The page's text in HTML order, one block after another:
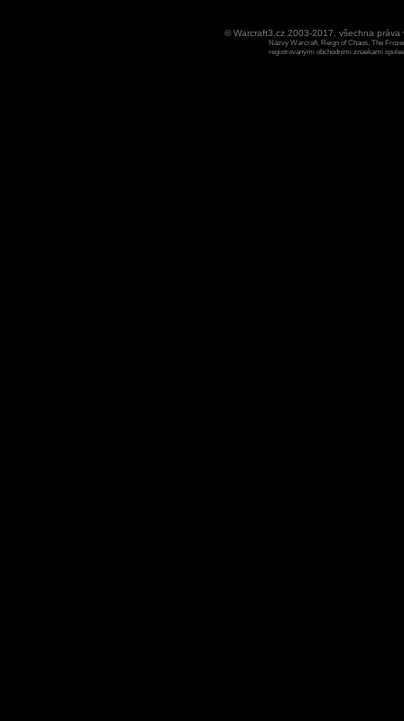
© Warcraft3.cz 2003-2017, všechna
Názvy Warcraft, Reign of Chaos, The
registrovanými obchodními znaekami